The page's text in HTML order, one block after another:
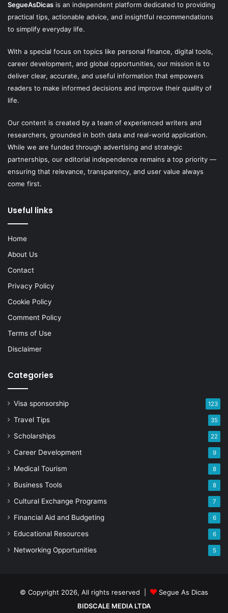
SegueAsDicas is an independent platform dedicated to providing
practical tips, actionable advice, and insightful recommendations
to simplify everyday life.
With a special focus on topics like personal finance, digital tools,
career development, and global opportunities, our mission is to
deliver clear, accurate, and useful information that empowers
readers to make informed decisions and improve their quality of
life.
Our content is created by a team of experienced writers and
researchers, grounded in both data and real-world application.
While we are funded through advertising and strategic
partnerships, our editorial independence remains a top priority —
ensuring that relevance, transparency, and user value always
come first.
Useful links
Home
About Us
Contact
Privacy Policy
Cookie Policy
Comment Policy
Terms of Use
Disclaimer
Categories
Visa sponsorship 123
Travel Tips 35
Scholarships 22
Career Development 9
Medical Tourism 8
Business Tools 8
Cultural Exchange Programs 7
Financial Aid and Budgeting 6
Educational Resources 6
Networking Opportunities 5
© Copyright 2026, All rights reserved |
Segue As Dicas
BIDSCALE MEDIA LTDA